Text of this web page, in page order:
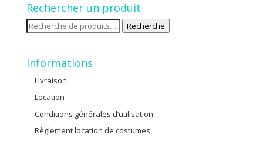
Rechercher un produit
Recherche
Recherche
Informations
Livraison
Location
Conditions générales d’utilisation
Règlement location de costumes